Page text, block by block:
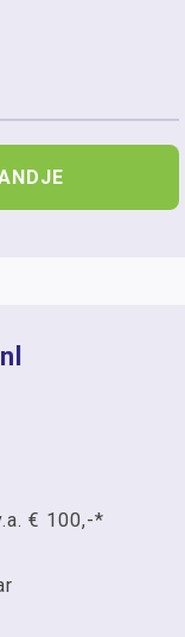
€ 100,-*